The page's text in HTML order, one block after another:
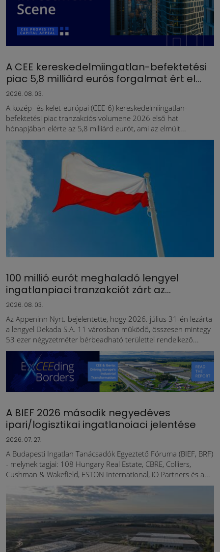
A CEE kereskedelmiingatlan-befektetési
piac 5,8 milliárd eurós forgalmat ért el...
2026. 08. 03.
A közép- és kelet-európai (CEE-6) kereskedelmiingatlan-
befektetési piac tranzakciós volumene 2026 első hat
hónapjában elérte az 5,8 milliárd eurót, ami az elmúlt...
100 millió eurót meghaladó lengyel
ingatlanpiaci tranzakciót zárt az...
2026. 08. 03.
Az Appeninn Nyrt. bejelentette, hogy 2026. július 31-én lezárta
a lengyel Dekada S.A. 11 városban működő, összesen mintegy
53 ezer négyzetméter bérbeadható területtel rendelkező...
A BIEF 2026 második negyedéves
ipari/logisztikai ingatlanoiaci jelentése
2026. 07. 27.
A Budapesti Ingatlan Tanácsadók Egyeztető Fóruma (BIEF, BRF)
- melynek tagjai: 108 Hungary Real Estate, CBRE, Colliers,
Cushman & Wakefield, ESTON International, iO Partners és a...